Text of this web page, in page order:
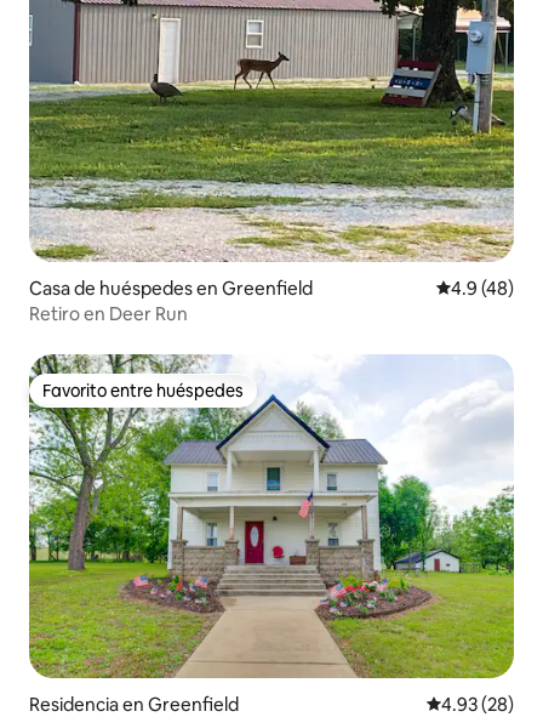
Casa de huéspedes en Greenfield Calificación
4.9 (48)
Retiro en Deer Run
Favorito entre huéspedes
Favorito entre huéspedes
Residencia en Greenfield Calificación
4.93 (28)